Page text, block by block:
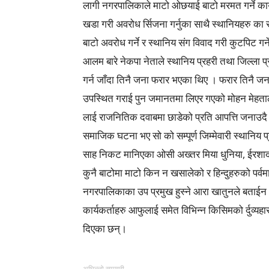
लागी नगरपालिकाले माटो ओछयाई बाटो मरमत गर्ने
खडा गरी अवरोध र्सिजना गर्नुका साथै स्थानियहरु
बाटो अवरोध गर्ने र स्थानिय संग विवाद गरी
आलम बारे नेकपा नेताले स्थानिय प्रहरी तथा जिल्ला
गर्न जाँदा तिनै जना फरार भएका थिए । फरार तिनै
उपस्थित गराई पुन जमानतमा लिएर गएको मोहन
लाई राजनितिक दवाबमा छाडेको प्रति आपत्ति
समाजिक घटना भए सो को सम्पूर्ण जिम्मेवारी
साह निकट मानिएका ओसी अख्तर मिया धुनिया,
कुनै बाटोमा माटो किन न खसालेको र हिन्दुहरुको
नगरपालिकाका उप प्रमुख हुस्ने आरा खातुनले
कार्यकर्ताहरु आफुलाई समेत विभिन्न किसिमको
दिएका छन्।